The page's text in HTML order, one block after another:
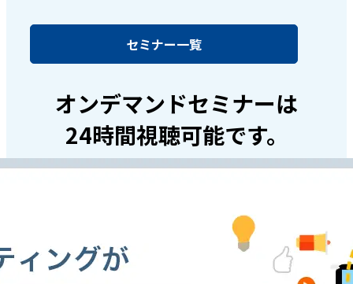
セミナー一覧
オンデマンドセミナーは
24時間視聴可能です。